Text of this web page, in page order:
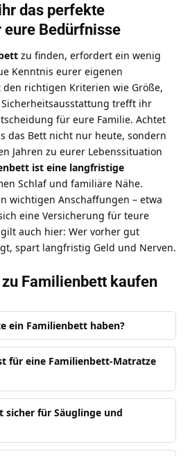
das perfekte
Bedürfnisse
zu finden, erfordert ein wenig
Kenntnis eurer eigenen
den richtigen Kriterien wie Größe,
trefft ihr
für eure Familie. Achtet
das Bett nicht nur heute, sondern
Jahren zu eurer Lebenssituation
ist eine langfristige
Schlaf und familiäre Nähe.
wichtigen Anschaffungen – etwa
eine Versicherung für teure
auch hier: Wer vorher gut
spart langfristig Geld und Nerven.
Familienbett kaufen
ein Familienbett haben?
für eine Familienbett-Matratze
sicher für Säuglinge und